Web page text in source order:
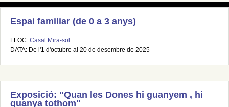
Espai familiar (de 0 a 3 anys)
LLOC: Casal Mira-sol
DATA: De l'1 d'octubre al 20 de desembre de 2025
Exposició: "Quan les Dones hi guanyem , hi
guanya tothom"